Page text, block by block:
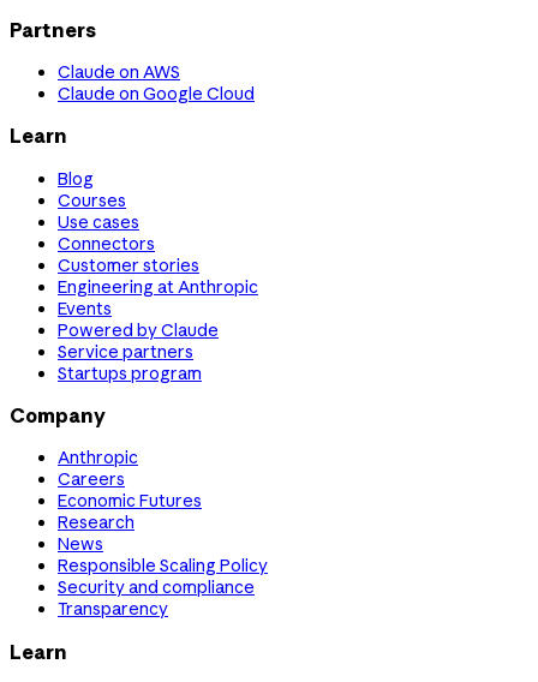
Partners
Claude on AWS
Claude on Google Cloud
Learn
Blog
Courses
Use cases
Connectors
Customer stories
Engineering at Anthropic
Events
Powered by Claude
Service partners
Startups program
Company
Anthropic
Careers
Economic Futures
Research
News
Responsible Scaling Policy
Security and compliance
Transparency
Learn